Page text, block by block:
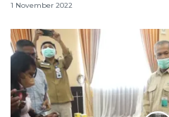
1 November 2022